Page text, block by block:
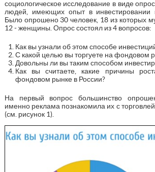
социологическое исследование в виде
людей, имеющих опыт в инвестировании
Было опрошено 30 человек, 18 из которых
12 - женщины. Опрос состоял из 4 вопросов:
Как вы узнали об этом способе
С какой целью вы торгуете на фондовом
Довольны ли вы таким способом
Как вы считаете, какие причины
фондовом рынке в России?
На первый вопрос большинство
именно реклама познакомила их с
(см. рисунок 1).